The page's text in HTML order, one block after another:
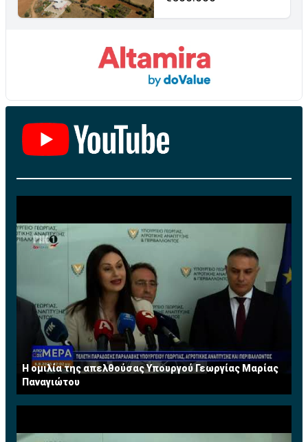
Η ομιλία της απελθούσας Υπουργού Γεωργίας Μαρίας
Παναγιώτου